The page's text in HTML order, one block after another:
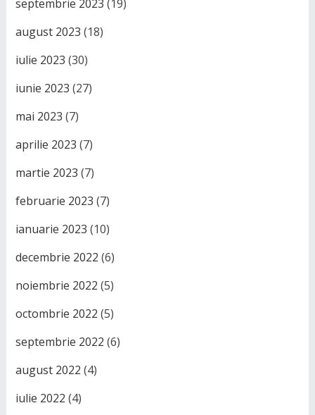
septembrie 2023 (19)
august 2023 (18)
iulie 2023 (30)
iunie 2023 (27)
mai 2023 (7)
aprilie 2023 (7)
martie 2023 (7)
februarie 2023 (7)
ianuarie 2023 (10)
decembrie 2022 (6)
noiembrie 2022 (5)
octombrie 2022 (5)
septembrie 2022 (6)
august 2022 (4)
iulie 2022 (4)